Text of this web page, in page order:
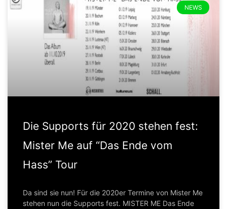
NEWS
Die Supports für 2020 stehen fest:
Mister Me auf “Das Ende vom
Hass” Tour
Da sind sie nun! Für die 2020er Termine von Mister Me
stehen nun die Supports fest. MISTER ME Das Ende